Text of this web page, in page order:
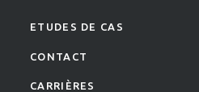
ETUDES DE CAS
CONTACT
CARRIÈRES